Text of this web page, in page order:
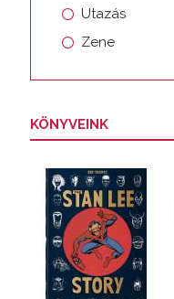
Utazás
Zene
KÖNYVEINK